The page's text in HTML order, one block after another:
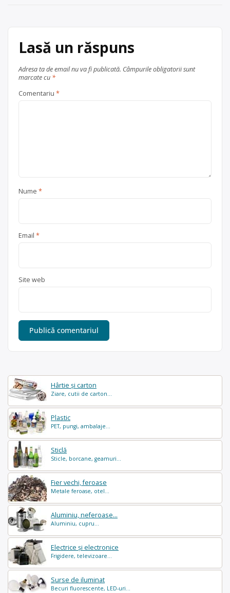
Hârtie și carton
Ziare, cutii de carton...
Plastic
PET, pungi, ambalaje...
Sticlă
Sticle, borcane, geamuri...
Fier vechi, feroase
Metale feroase, otel...
Aluminiu, neferoase...
Aluminiu, cupru...
Electrice și electronice
Frigidere, televizoare...
Surse de iluminat
Becuri fluorescente, LED-uri...
Lasă un răspuns
Adresa ta de email nu va fi publicată. Câmpurile obligatorii sunt
marcate cu *
Comentariu *
Nume *
Email *
Site web